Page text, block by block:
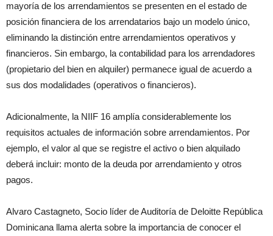
mayoría de los arrendamientos se presenten en el estado de
posición financiera de los arrendatarios bajo un modelo único,
eliminando la distinción entre arrendamientos operativos y
financieros. Sin embargo, la contabilidad para los arrendadores
(propietario del bien en alquiler) permanece igual de acuerdo a
sus dos modalidades (operativos o financieros).
Adicionalmente, la NIIF 16 amplía considerablemente los
requisitos actuales de información sobre arrendamientos. Por
ejemplo, el valor al que se registre el activo o bien alquilado
deberá incluir: monto de la deuda por arrendamiento y otros
pagos.
Alvaro Castagneto, Socio líder de Auditoría de Deloitte República
Dominicana llama alerta sobre la importancia de conocer el